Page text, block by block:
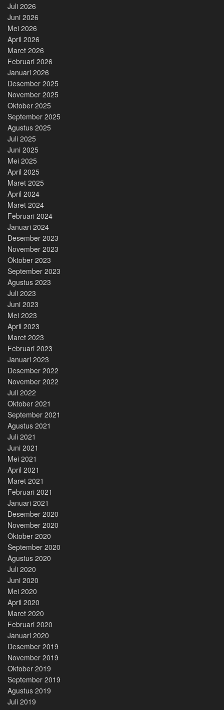
Juli 2026
Juni 2026
Mei 2026
April 2026
Maret 2026
Februari 2026
Januari 2026
Desember 2025
November 2025
Oktober 2025
September 2025
Agustus 2025
Juli 2025
Juni 2025
Mei 2025
April 2025
Maret 2025
April 2024
Maret 2024
Februari 2024
Januari 2024
Desember 2023
November 2023
Oktober 2023
September 2023
Agustus 2023
Juli 2023
Juni 2023
Mei 2023
April 2023
Maret 2023
Februari 2023
Januari 2023
Desember 2022
November 2022
Juli 2022
Oktober 2021
September 2021
Agustus 2021
Juli 2021
Juni 2021
Mei 2021
April 2021
Maret 2021
Februari 2021
Januari 2021
Desember 2020
November 2020
Oktober 2020
September 2020
Agustus 2020
Juli 2020
Juni 2020
Mei 2020
April 2020
Maret 2020
Februari 2020
Januari 2020
Desember 2019
November 2019
Oktober 2019
September 2019
Agustus 2019
Juli 2019